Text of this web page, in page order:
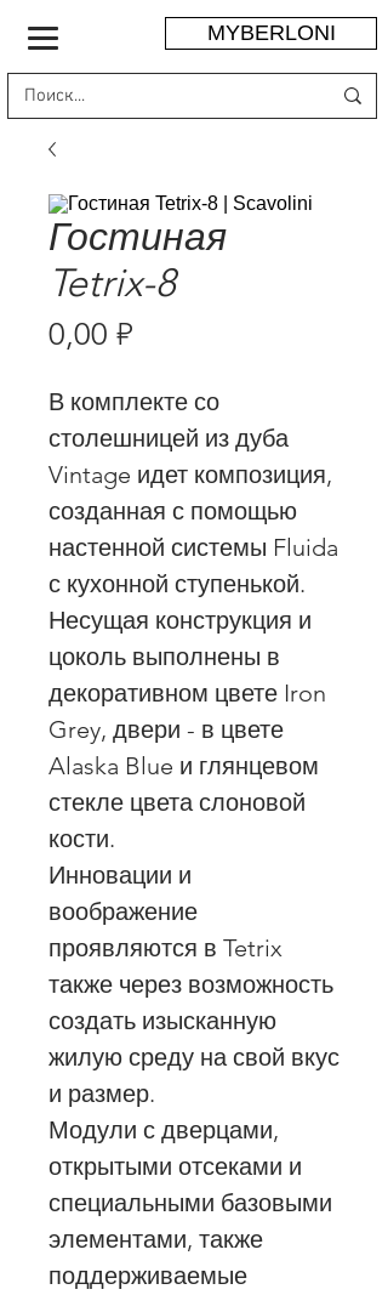
MYBERLONI
Гостиная
Tetrix-8
0,00 ₽
В комплекте со
столешницей из дуба
Vintage идет композиция,
созданная с помощью
настенной системы Fluida
с кухонной ступенькой.
Несущая конструкция и
цоколь выполнены в
декоративном цвете Iron
Grey, двери - в цвете
Alaska Blue и глянцевом
стекле цвета слоновой
кости.
Инновации и
воображение
проявляются в Tetrix
также через возможность
создать изысканную
жилую среду на свой вкус
и размер.
Модули с дверцами,
открытыми отсеками и
специальными базовыми
элементами, также
поддерживаемые